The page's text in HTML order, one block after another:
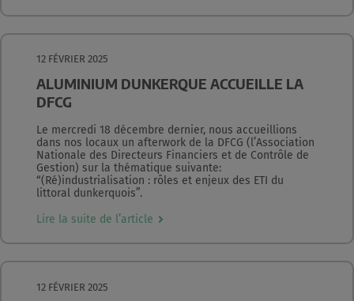
12 FÉVRIER 2025
ALUMINIUM DUNKERQUE ACCUEILLE LA
DFCG
Le mercredi 18 décembre dernier, nous accueillions
dans nos locaux un afterwork de la DFCG (l’Association
Nationale des Directeurs Financiers et de Contrôle de
Gestion) sur la thématique suivante:
“(Ré)industrialisation : rôles et enjeux des ETI du
littoral dunkerquois”.
Lire la suite de l’article
12 FÉVRIER 2025